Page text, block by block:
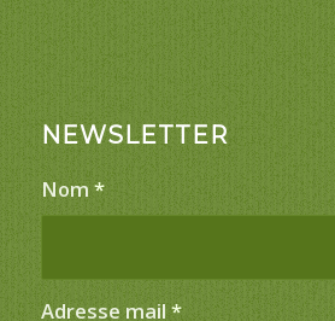
NEWSLETTER
Nom *
Adresse mail *